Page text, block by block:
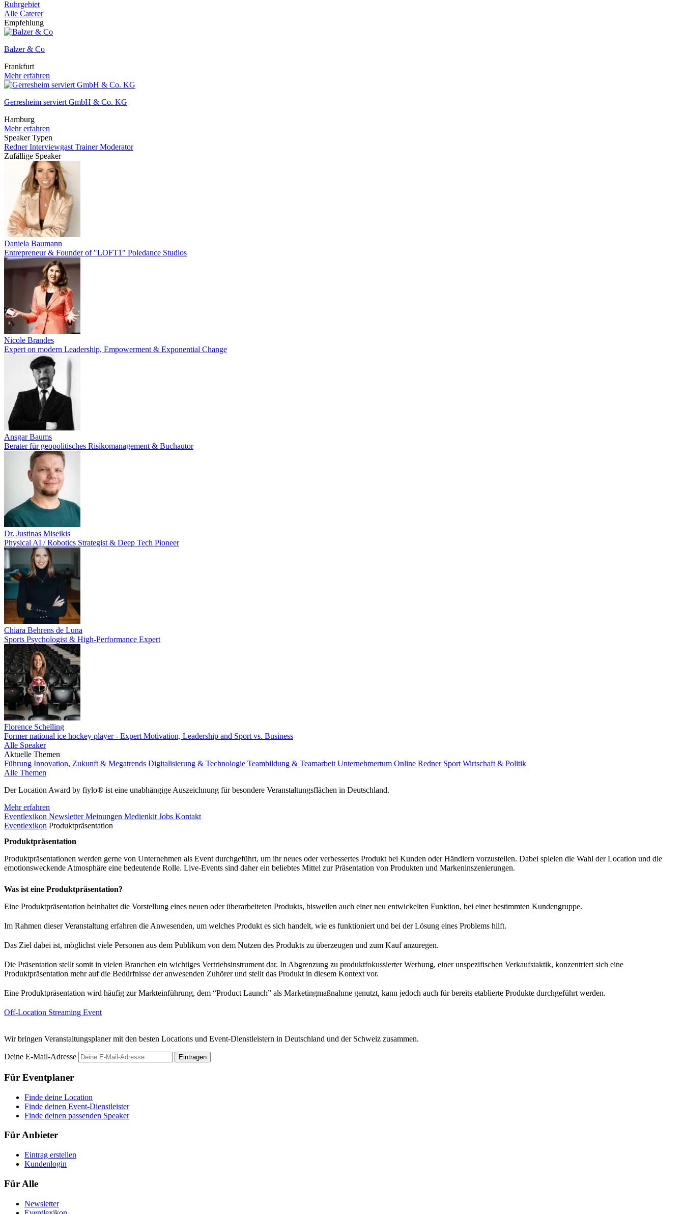
Ruhrgebiet
Alle Caterer
Empfehlung
Balzer & Co
Frankfurt
Mehr erfahren
Gerresheim serviert GmbH & Co. KG
Hamburg
Mehr erfahren
Speaker Typen
RednerInterviewgast TrainerModerator
Zufällige Speaker
Daniela Baumann
Entrepreneur & Founder of "LOFT1" Poledance Studios
Nicole Brandes
Expert on modern Leadership, Empowerment & Exponential Change
Ansgar Baums
Berater für geopolitisches Risikomanagement & Buchautor
Dr. Justinas Miseikis
Physical AI / Robotics Strategist & Deep Tech Pioneer
Chiara Behrens de Luna
Sports Psychologist & High-Performance Expert
Florence Schelling
Former national ice hockey player - Expert Motivation, Leadership and Sport vs. Business
Alle Speaker
Aktuelle Themen
Führung Innovation, Zukunft & Megatrends Digitalisierung & Technologie Teambildung & Teamarbeit Unternehmertum Online Redner Sport Wirtschaft & Politik
Alle Themen
Der Location Award by fiylo® ist eine unabhängige Auszeichnung für besondere Veranstaltungsflächen in Deutschland.
Mehr erfahren
Eventlexikon NewsletterMeinungen Medienkit Jobs Kontakt
Eventlexikon Produktpräsentation
Produktpräsentation
Produktpräsentationen werden gerne von Unternehmen als Event durchgeführt, um ihr neues oder verbessertes Produkt bei Kunden oder Händlern vorzustellen. Dabei spielen die Wahl der Location und die
emotionsweckende Atmosphäre eine bedeutende Rolle. Live-Events sind daher ein beliebtes Mittel zur Präsentation von Produkten und Markeninszenierungen.
Was ist eine Produktpräsentation?
Eine Produktpräsentation beinhaltet die Vorstellung eines neuen oder überarbeiteten Produkts, bisweilen auch einer neu entwickelten Funktion, bei einer bestimmten Kundengruppe.
Im Rahmen dieser Veranstaltung erfahren die Anwesenden, um welches Produkt es sich handelt, wie es funktioniert und bei der Lösung eines Problems hilft.
Das Ziel dabei ist, möglichst viele Personen aus dem Publikum von dem Nutzen des Produkts zu überzeugen und zum Kauf anzuregen.
Die Präsentation stellt somit in vielen Branchen ein wichtiges Vertriebsinstrument dar. In Abgrenzung zu produktfokussierter Werbung, einer unspezifischen Verkaufstaktik, konzentriert sich eine
Produktpräsentation mehr auf die Bedürfnisse der anwesenden Zuhörer und stellt das Produkt in diesem Kontext vor.
Eine Produktpräsentation wird häufig zur Markteinführung, dem “Product Launch” als Marketingmaßnahme genutzt, kann jedoch auch für bereits etablierte Produkte durchgeführt werden.
Off-Location Streaming Event
Wir bringen Veranstaltungsplaner mit den besten Locations und Event-Dienstleistern in Deutschland und der Schweiz zusammen.
Deine E-Mail-Adresse Eintragen
Für Eventplaner
Finde deine Location
Finde deinen Event-Dienstleister
Finde deinen passenden Speaker
Für Anbieter
Eintrag erstellen
Kundenlogin
Für Alle
Newsletter